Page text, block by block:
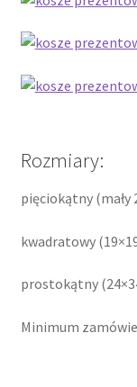
O firmie
Obserwowane
Oferta na wino
Rozmiary:
pięciokątny (mały
kwadratowy
prostokątny
Minimum